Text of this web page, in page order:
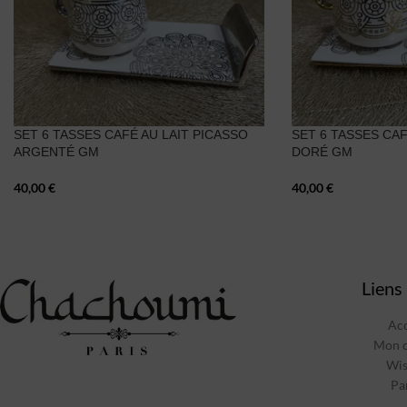
SET 6 TASSES CAFÉ AU LAIT PICASSO
ARGENTÉ GM
40,00€
SET 6 TASSES
DORÉ GM
40,00€
Mon